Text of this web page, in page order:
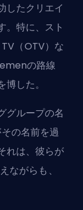
したクリエイ
。特に、スト
（OTV）な
の路線
した。
グループの名
の名前を過
れは、彼らが
ながらも、